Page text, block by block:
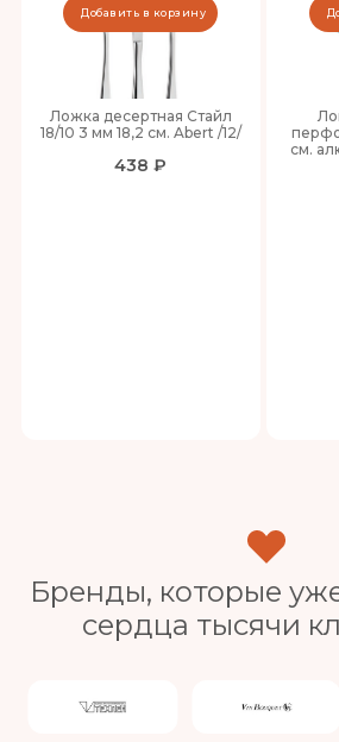
Ложка десертная Стайл
18/10 3 мм 18,2 см. Abert /12/
438 ₽
Добавить в корзину
см.
Бренды, которые
сердца тысячи